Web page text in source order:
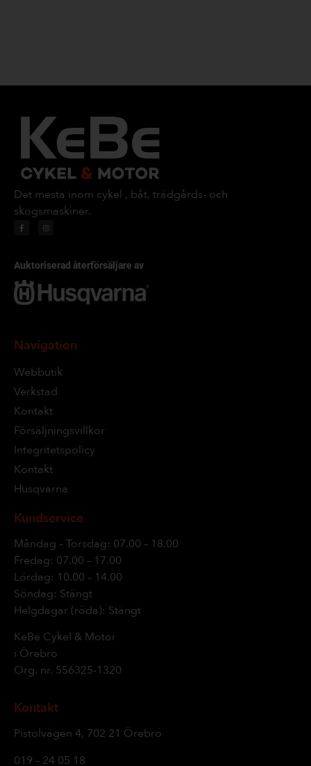
Det mesta inom cykel , båt, trädgårds- och
skogsmaskiner.
Auktoriserad återförsäljare av
Navigation
Webbutik
Verkstad
Kontakt
Försäljningsvillkor
Integritetspolicy
Kontakt
Husqvarna
Kundservice
Måndag – Torsdag: 07.00 – 18.00
Fredag: 07.00 – 17.00
Lördag: 10.00 – 14.00
Söndag: Stängt
Helgdagar (röda): Stängt
KeBe Cykel & Motor
i Örebro
Org. nr. 556325-1320
Kontakt
Pistolvägen 4, 702 21 Örebro
019 – 24 05 18